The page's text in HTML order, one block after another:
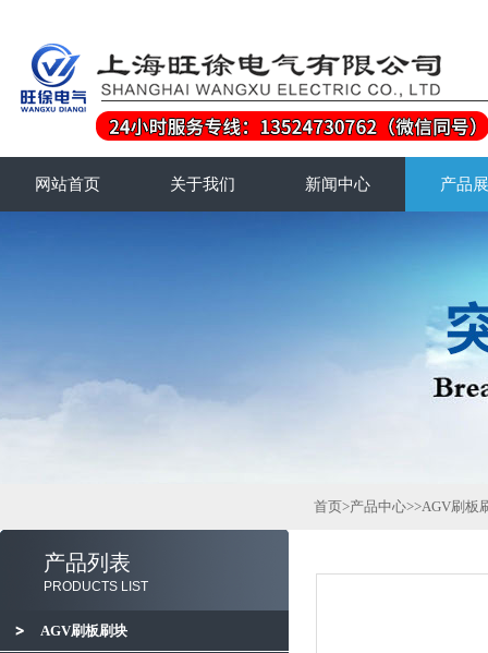
网站首页 关于我们 新闻中心 产品
产品列表
PRODUCTS LIST
AGV刷板刷块
首页>产品中心>>AGV刷板